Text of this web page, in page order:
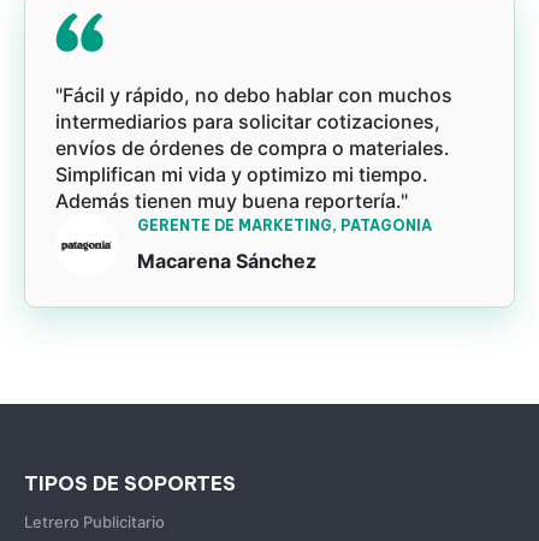
"Fácil y rápido, no debo hablar con muchos
intermediarios para solicitar cotizaciones,
envíos de órdenes de compra o materiales.
Simplifican mi vida y optimizo mi tiempo.
Además tienen muy buena reportería."
GERENTE DE MARKETING, PATAGONIA
Macarena Sánchez
TIPOS DE SOPORTES
Letrero Publicitario